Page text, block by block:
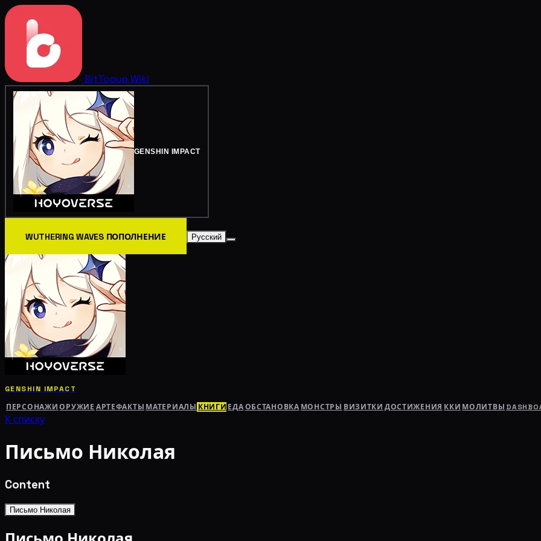
BitTopup Wiki
GENSHIN IMPACT
WUTHERING WAVES ПОПОЛНЕНИЕ Русский
GENSHIN IMPACT
ПЕРСОНАЖИ ОРУЖИЕ АРТЕФАКТЫ МАТЕРИАЛЫ КНИГИ ЕДАОБСТАНОВКА МОНСТРЫ ВИЗИТКИ ДОСТИЖЕНИЯ ККИ МОЛИТВЫ
К списку
Письмо Николая
Content
Письмо Николая